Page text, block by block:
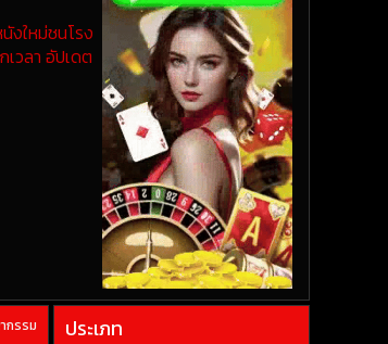
งใหม่ชนโรง
วลา อัปเดต
กรรม ประเภท